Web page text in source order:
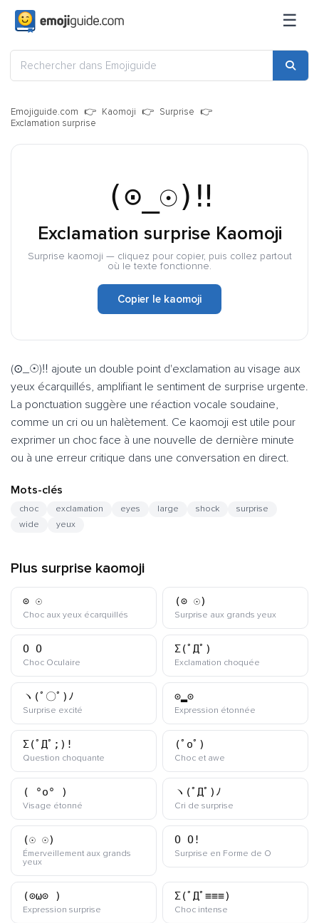
☰
Emojiguide.com Kaomoji
Surprise
Exclamation surprise
(⊙_☉)‼
Exclamation surprise Kaomoji
Surprise kaomoji — cliquez pour copier, puis collez partout
où le texte fonctionne.
Copier le kaomoji
(⊙_☉)‼ ajoute un double point d'exclamation au visage aux
yeux écarquillés, amplifiant le sentiment de surprise urgente.
La ponctuation suggère une réaction vocale soudaine,
comme un cri ou un halètement. Ce kaomoji est utile pour
exprimer un choc face à une nouvelle de dernière minute
ou à une erreur critique dans une conversation en direct.
Mots-clés
choc exclamation eyes large shock
surprise
wide
yeux
Plus surprise kaomoji
⊙_☉
Choc aux yeux écarquillés
(⊙_☉)
Surprise aux grands yeuxkaomoji
O_O
Choc Oculaire
Σ(ﾟДﾟ)
Exclamation choquée
ヽ(ﾟ〇ﾟ)ﾉ
Surprise excité
⊙▂⊙
Expression étonnée
Σ(ﾟДﾟ;)!
Question choquante
(ﾟoﾟ)
Choc et awe
( °o° )
Visage étonné
ヽ(ﾟДﾟ)ﾉ
Cri de surprise
(☉_☉)
Émerveillement aux grands
yeuxkaomoji
O_O!
Surprise en Forme de O
(⊙ω⊙ )
Expression surprise
Σ(ﾟДﾟ≡≡≡)
Choc intense